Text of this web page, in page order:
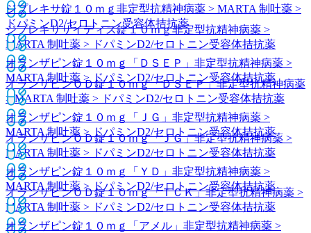
ジプレキサザイディス錠１０ｍｇ非定型抗精神病薬 >
MARTA 制吐薬 > ドパミンD2/セロトニン受容体拮抗薬
オランザピンＯＤ錠１０ｍｇ「ＤＳＥＰ」非定型抗精神病薬
> MARTA 制吐薬 > ドパミンD2/セロトニン受容体拮抗薬
オランザピンＯＤ錠１０ｍｇ「ＪＧ」非定型抗精神病薬 >
MARTA 制吐薬 > ドパミンD2/セロトニン受容体拮抗薬
オランザピンＯＤ錠１０ｍｇ「ＴＣＫ」非定型抗精神病薬 >
MARTA 制吐薬 > ドパミンD2/セロトニン受容体拮抗薬
ジプレキサ錠１０ｍｇ 非定型抗精神病薬 > MARTA 制吐薬 >
ドパミンD2/セロトニン受容体拮抗薬
オランザピン錠１０ｍｇ「ＤＳＥＰ」 非定型抗精神病薬 >
MARTA 制吐薬 > ドパミンD2/セロトニン受容体拮抗薬
オランザピン錠１０ｍｇ「ＪＧ」 非定型抗精神病薬 >
MARTA 制吐薬 > ドパミンD2/セロトニン受容体拮抗薬
オランザピン錠１０ｍｇ「ＹＤ」 非定型抗精神病薬 >
MARTA 制吐薬 > ドパミンD2/セロトニン受容体拮抗薬
オランザピン錠１０ｍｇ「アメル」 非定型抗精神病薬 >